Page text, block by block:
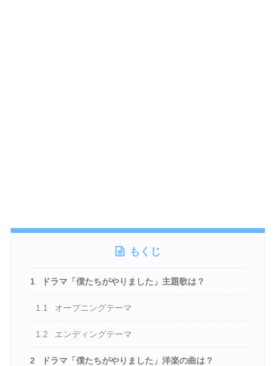
もくじ
1 ドラマ「僕たちがやりました」主題歌は？
1.1 オープニングテーマ
1.2 エンディングテーマ
2 ドラマ「僕たちがやりました」洋楽の曲は？